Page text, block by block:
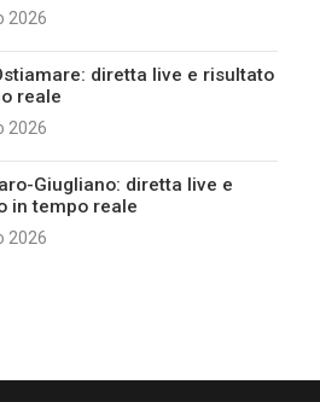
2026
diretta live e risultato
reale
2026
Giugliano: diretta live e
in tempo reale
2026